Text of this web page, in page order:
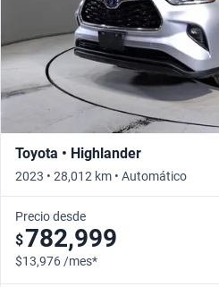
Toyota • Highlander
2023 • 28,012 km • Automático
Precio desde
$782,999
$13,976 /mes*